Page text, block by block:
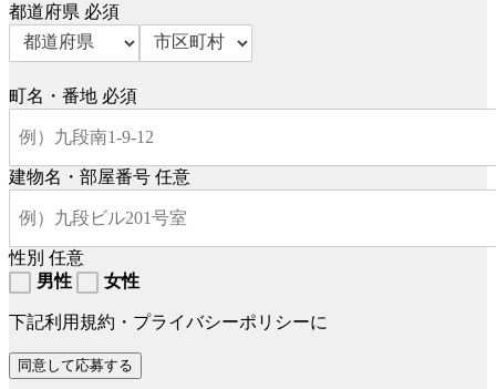
都道府県 必須
町名・番地 必須
建物名・部屋番号 任意
性別 任意
男性
女性
下記利用規約・プライバシーポリシーに